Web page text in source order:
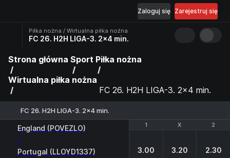
Zarejestruj się
Zaloguj się
Piłka nożna / Wirtualna piłka nożna
FC 26. H2H LIGA-3. 2x4 min.
Strona główna Sport Piłka nożna
Wirtualna piłka nożna
FC 26. H2H LIGA-3. 2x4 min.
FC 26. H2H LIGA-3. 2x4 min.
1 X 2
England (POVEZLO)
-
Portugal (LLOYD1337)
1 X 2
3.00 3.20 2.30